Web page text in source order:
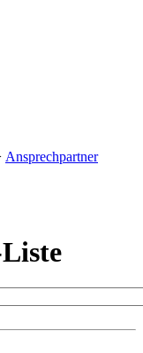
Ansprechpartner